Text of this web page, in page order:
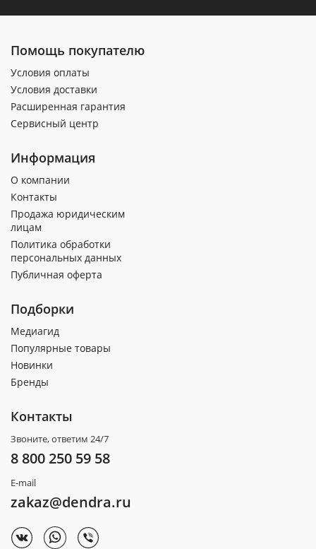
Помощь покупателю
Условия оплаты
Условия доставки
Расширенная гарантия
Сервисный центр
Информация
О компании
Контакты
Продажа юридическим
лицам
Политика обработки
персональных данных
Публичная оферта
Подборки
Медиагид
Популярные товары
Новинки
Бренды
Контакты
Звоните, ответим 24/7
8 800 250 59 58
E-mail
zakaz@dendra.ru